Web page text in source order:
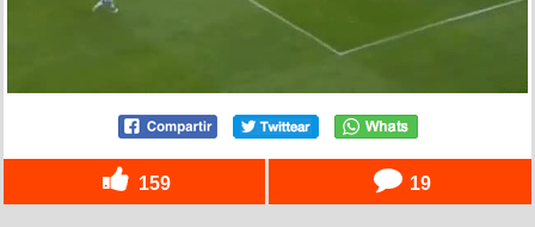
159 19